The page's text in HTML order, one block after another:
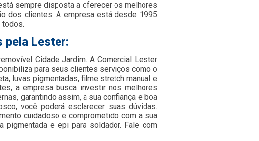
sempre disposta a oferecer os melhores
dos clientes. A empresa está desde 1995
todos.
pela Lester:
Cidade Jardim, A Comercial Lester
para seus clientes serviços como o
luvas pigmentadas, filme stretch manual e
a empresa busca investir nos melhores
garantindo assim, a sua confiança e boa
você poderá esclarecer suas dúvidas.
cuidadoso e comprometido com a sua
pigmentada e epi para soldador. Fale com